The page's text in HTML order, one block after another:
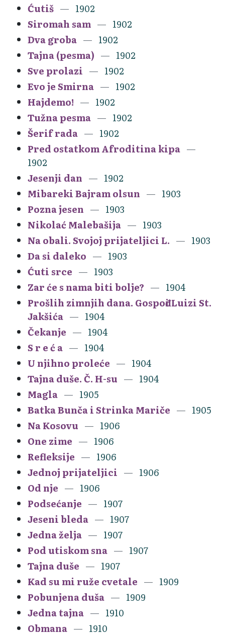
Ćutiš
1902
Siromah sam
1902
Dva groba
1902
Tajna (pesma)
1902
Sve prolazi
1902
Evo je Smirna
1902
Hajdemo!
1902
Tužna pesma
1902
Šerif rada
1902
Pred ostatkom Afroditina kipa
1902
Jesenji dan
1902
Mibareki Bajram olsun
1903
Pozna jesen
1903
Nikolać Malebašija
1903
Na obali. Svojoj prijateljici L.
1903
Da si daleko
1903
Ćuti srce
1903
Zar će s nama biti bolje?
1904
Prošlih zimnjih dana. Gospođi Luizi St.
Jakšića
1904
Čekanje
1904
S r e ć a
1904
U njihno proleće
1904
Tajna duše. Č. H-su
1904
Magla
1905
Batka Bunča i Strinka Mariče
1905
Na Kosovu
1906
One zime
1906
Refleksije
1906
Jednoj prijateljici
1906
Od nje
1906
Podsećanje
1907
Jeseni bleda
1907
Jedna želja
1907
Pod utiskom sna
1907
Tajna duše
1907
Kad su mi ruže cvetale
1909
Pobunjena duša
1909
Jedna tajna
1910
Obmana
1910